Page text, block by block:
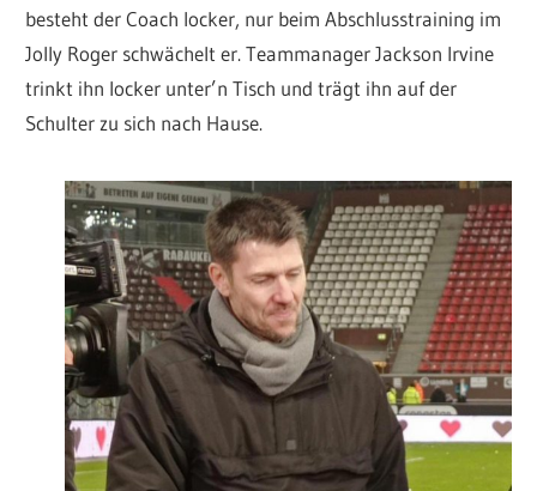
besteht der Coach locker, nur beim Abschlusstraining im
Jolly Roger schwächelt er. Teammanager Jackson Irvine
trinkt ihn locker unter’n Tisch und trägt ihn auf der
Schulter zu sich nach Hause.